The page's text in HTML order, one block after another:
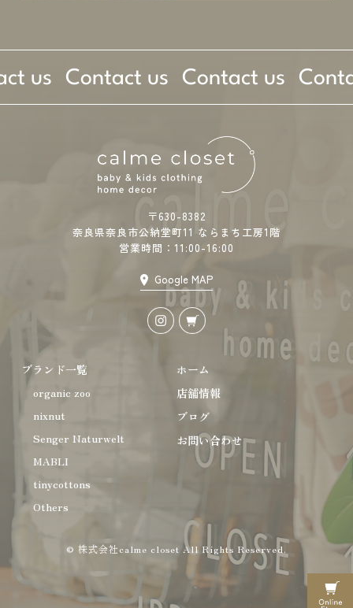
us Contact us Contact us
〒630-8382
奈良県奈良市公納堂町11 ならまち工房1階
営業時間：11:00-16:00
Google MAP
ブランド一覧
organic zoo
nixnut
Senger Naturwelt
MABLI
tinycottons
Others
ホーム
店舗情報
ブログ
お問い合わせ
© 株式会社calme closet All Rights Reserved.